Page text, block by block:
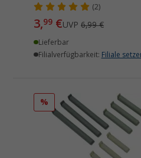
(2)
3,99 €UVP6,99 €
Lieferbar
Filialverfügbarkeit: Filiale
%